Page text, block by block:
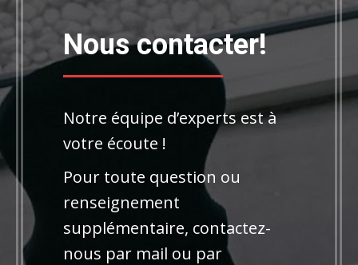
Nous contacter!
Notre équipe d’experts est à
votre écoute !
Pour toute question ou
renseignement
supplémentaire, contactez-
nous par mail ou par